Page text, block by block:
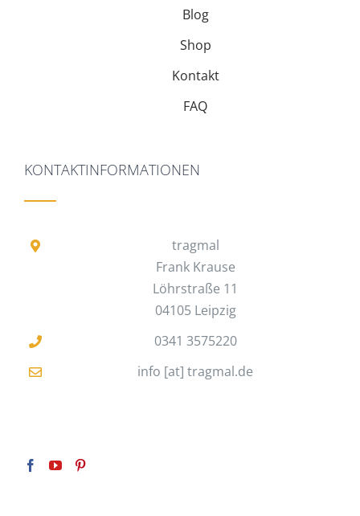
Blog
Shop
Kontakt
FAQ
KONTAKTINFORMATIONEN
tragmal
Frank Krause
Löhrstraße 11
04105 Leipzig
0341 3575220
info [at] tragmal.de